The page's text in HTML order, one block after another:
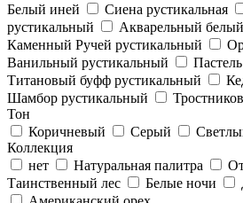
Белый иней
Сиена рустикальная
рустикальный
Акварельный
Каменный Ручей рустикальный
Ванильный рустикальный
Титановый буфф рустикальный
Шамбор рустикальный
Тон
Коричневый
Серый
Коллекция
нет
Натуральная палитра
Таинственный лес
Белые ночи